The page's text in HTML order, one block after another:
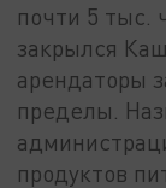
почти 5 тыс.
закрылся
арендаторы
пределы.
продуктов